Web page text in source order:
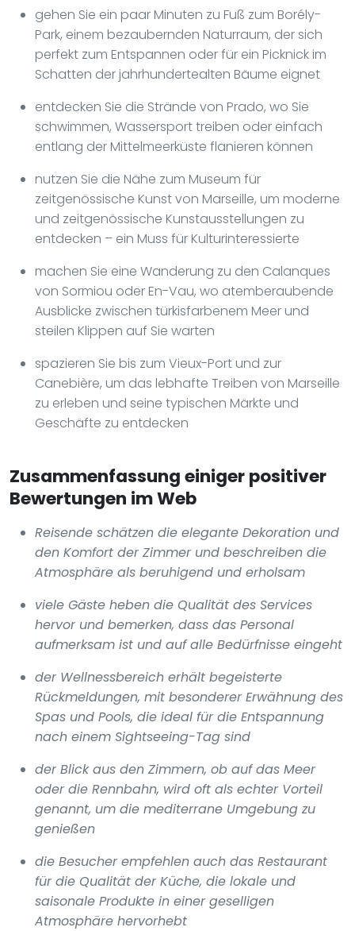
gehen Sie ein paar Minuten zu Fuß zum Borély-
Park, einem bezaubernden Naturraum, der sich
perfekt zum Entspannen oder für ein Picknick im
Schatten der jahrhundertealten Bäume eignet
entdecken Sie die Strände von Prado, wo Sie
schwimmen, Wassersport treiben oder einfach
entlang der Mittelmeerküste flanieren können
nutzen Sie die Nähe zum Museum für
zeitgenössische Kunst von Marseille, um moderne
und zeitgenössische Kunstausstellungen zu
entdecken – ein Muss für Kulturinteressierte
machen Sie eine Wanderung zu den Calanques
von Sormiou oder En-Vau, wo atemberaubende
Ausblicke zwischen türkisfarbenem Meer und
steilen Klippen auf Sie warten
spazieren Sie bis zum Vieux-Port und zur
Canebière, um das lebhafte Treiben von Marseille
zu erleben und seine typischen Märkte und
Geschäfte zu entdecken
Zusammenfassung einiger positiver
Bewertungen im Web
Reisende schätzen die elegante Dekoration und
den Komfort der Zimmer und beschreiben die
Atmosphäre als beruhigend und erholsam
viele Gäste heben die Qualität des Services
hervor und bemerken, dass das Personal
aufmerksam ist und auf alle Bedürfnisse eingeht
der Wellnessbereich erhält begeisterte
Rückmeldungen, mit besonderer Erwähnung des
Spas und Pools, die ideal für die Entspannung
nach einem Sightseeing-Tag sind
der Blick aus den Zimmern, ob auf das Meer
oder die Rennbahn, wird oft als echter Vorteil
genannt, um die mediterrane Umgebung zu
genießen
die Besucher empfehlen auch das Restaurant
für die Qualität der Küche, die lokale und
saisonale Produkte in einer geselligen
Atmosphäre hervorhebt